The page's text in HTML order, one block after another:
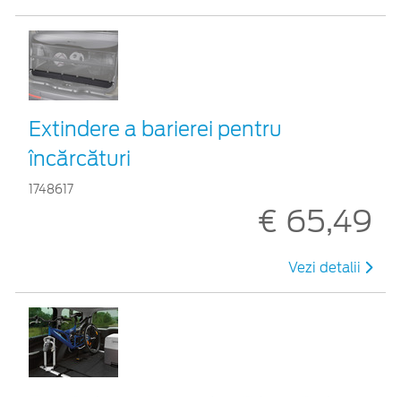
Extindere a barierei pentru
încărcături
1748617
€ 65,49
Vezi detalii